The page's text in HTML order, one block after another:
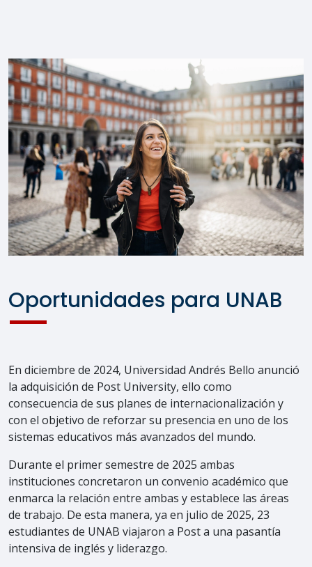
Oportunidades para UNAB
En diciembre de 2024, Universidad Andrés Bello anunció
la adquisición de Post University, ello como
consecuencia de sus planes de internacionalización y
con el objetivo de reforzar su presencia en uno de los
sistemas educativos más avanzados del mundo.
Durante el primer semestre de 2025 ambas
instituciones concretaron un convenio académico que
enmarca la relación entre ambas y establece las áreas
de trabajo. De esta manera, ya en julio de 2025, 23
estudiantes de UNAB viajaron a Post a una pasantía
intensiva de inglés y liderazgo.